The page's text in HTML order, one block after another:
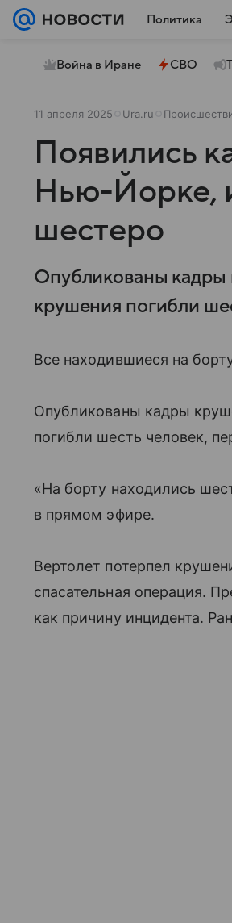
Политика
Война в Иране СВО
11 апреля 2025 Ura.ru
Появились
Нью-Йорке,
шестеро
Опубликованы кадры
крушения погибли
Все находившиеся на
Опубликованы кадры
погибли шесть человек,
«На борту находились
в прямом эфире.
Вертолет потерпел
спасательная операция.
как причину инцидента.